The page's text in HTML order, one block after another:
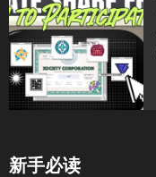
新手必读